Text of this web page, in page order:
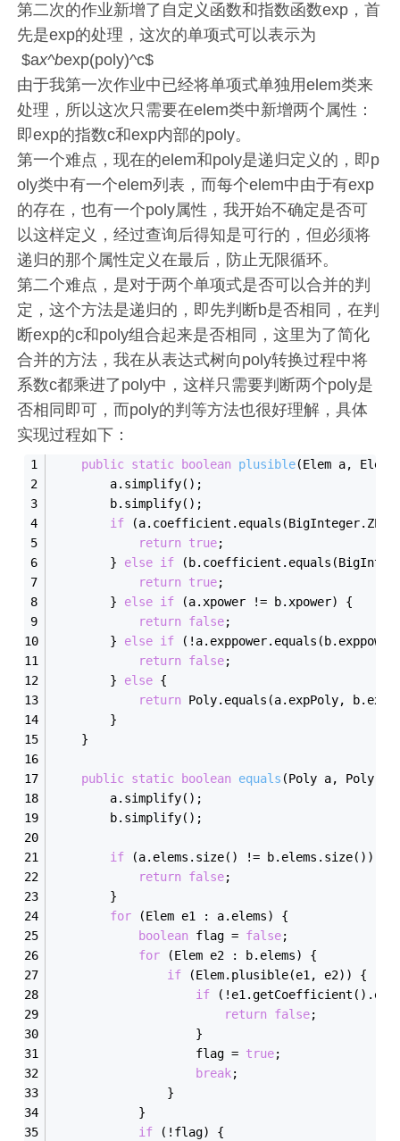
第二次的作业新增了自定义函数和指数函数exp，首
先是exp的处理，这次的单项式可以表示为
​ $ax^bexp(poly)^c$
由于我第一次作业中已经将单项式单独用elem类来
处理，所以这次只需要在elem类中新增两个属性：
即exp的指数c和exp内部的poly。
第一个难点，现在的elem和poly是递归定义的，即p
oly类中有一个elem列表，而每个elem中由于有exp
的存在，也有一个poly属性，我开始不确定是否可
以这样定义，经过查询后得知是可行的，但必须将
递归的那个属性定义在最后，防止无限循环。
第二个难点，是对于两个单项式是否可以合并的判
定，这个方法是递归的，即先判断b是否相同，在判
断exp的c和poly组合起来是否相同，这里为了简化
合并的方法，我在从表达式树向poly转换过程中将
系数c都乘进了poly中，这样只需要判断两个poly是
否相同即可，而poly的判等方法也很好理解，具体
实现过程如下：
public static boolean plusible(Elem a, Elem
        a.simplify();
        b.simplify();
if
return true;
        }
else if
return true;
        }
else if (a.xpower != b.xpower) {
return false;
        }
else if
return false;
        }
else {
return Poly.equals(a.expPoly,
        }
    }
public static boolean equals (Poly a, Poly b)
        a.simplify();
        b.simplify();
if (a.elems.size() != b.elems.size()) {
return false;
        }
for (Elem e1 : a.elems) {
boolean flag = false;
for (Elem e2 : b.elems) {
if (Elem.plusible(e1, e2)) {
if
return false;
                    }
                    flag =
true;
break;
                }
            }
if (!flag) {